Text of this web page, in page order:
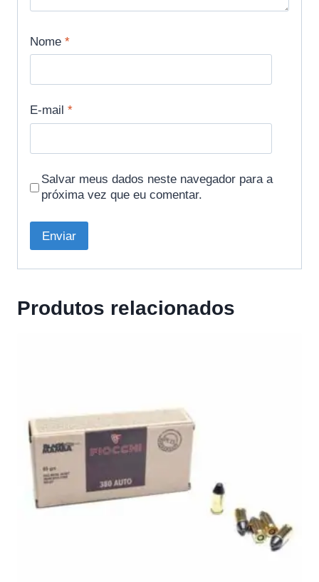
Nome *
E-mail *
Salvar meus dados neste navegador para a
próxima vez que eu comentar.
Produtos relacionados